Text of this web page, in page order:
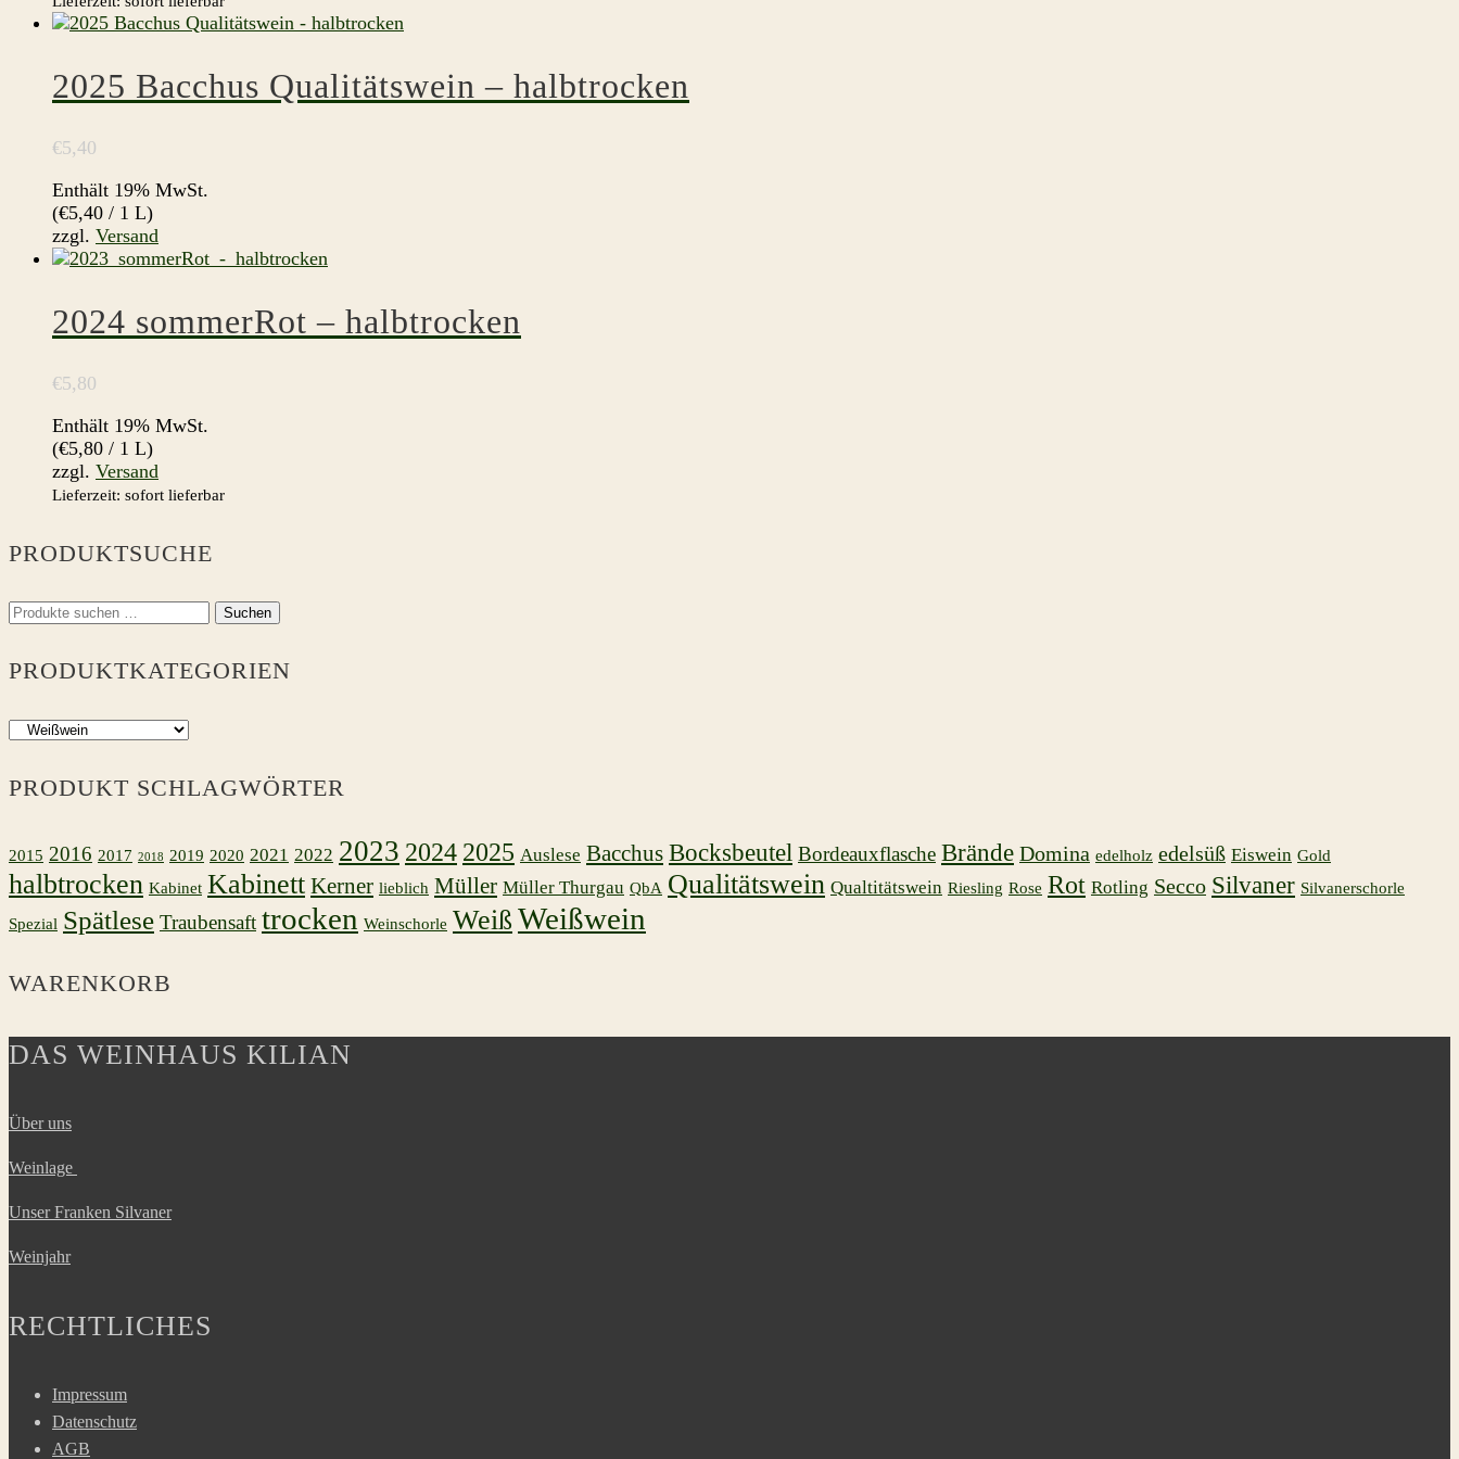
2025 Bacchus Qualitätswein – halbtrocken
€5,40
Enthält 19% MwSt.
(€5,40 / 1 L)
zzgl. Versand
2024 sommerRot – halbtrocken
€5,80
Enthält 19% MwSt.
(€5,80 / 1 L)
zzgl. Versand
Lieferzeit: sofort lieferbar
PRODUKTSUCHE
Suchen
Suchen
PRODUKTKATEGORIEN
PRODUKT SCHLAGWÖRTER
2015 2016 2017 2018 2019 2020 2021 2022 2023 2024 2025 Auslese Bacchus Bocksbeutel Bordeauxflasche Brände Domina edelholz edelsüß Eiswein Gold
halbtrocken Kabinet Kabinett Kerner lieblich Müller Müller Thurgau QbA Qualitätswein Qualtitätswein Riesling Rose Rot Rotling Secco Silvaner Silvanerschorle
Spezial Spätlese Traubensaft trocken Weinschorle Weiß Weißwein
WARENKORB
DAS WEINHAUS KILIAN
Über uns
Weinlage
Unser Franken Silvaner
Weinjahr
RECHTLICHES
Impressum
Datenschutz
AGB